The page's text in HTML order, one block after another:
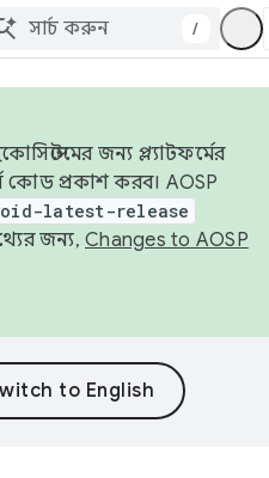
/
জন্য প্ল্যাটফর্মের
কোড প্রকাশ করব। AOSP
latest-release
জন্য, Changes to AOSP